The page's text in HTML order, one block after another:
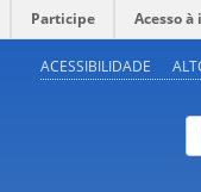
Participe Acesso
ACESSIBILIDADE